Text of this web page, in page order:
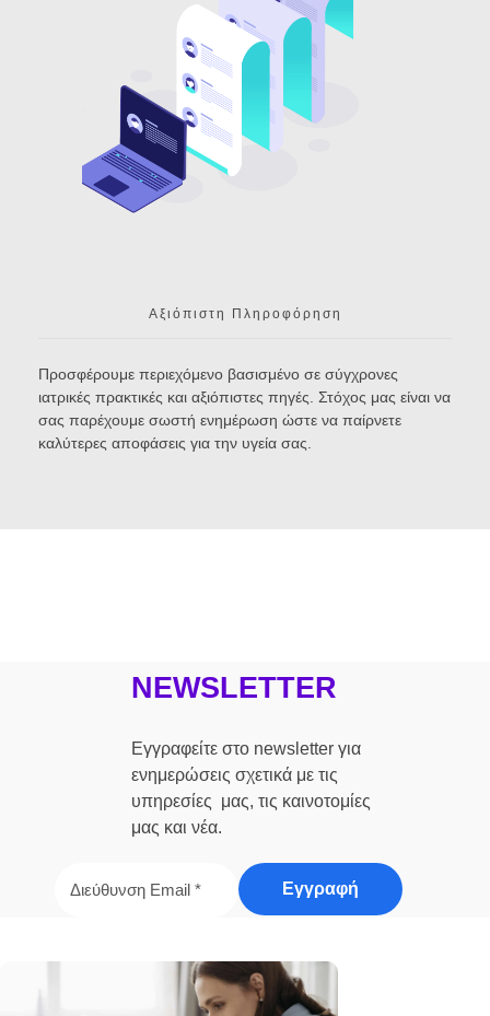
Αξιόπιστη Πληροφόρηση
Προσφέρουμε περιεχόμενο βασισμένο σε σύγχρονες
ιατρικές πρακτικές και αξιόπιστες πηγές. Στόχος μας είναι να
σας παρέχουμε σωστή ενημέρωση ώστε να παίρνετε
καλύτερες αποφάσεις για την υγεία σας.
NEWSLETTER
Εγγραφείτε στο newsletter για
ενημερώσεις σχετικά με τις
υπηρεσίες μας, τις καινοτομίες
μας και νέα.